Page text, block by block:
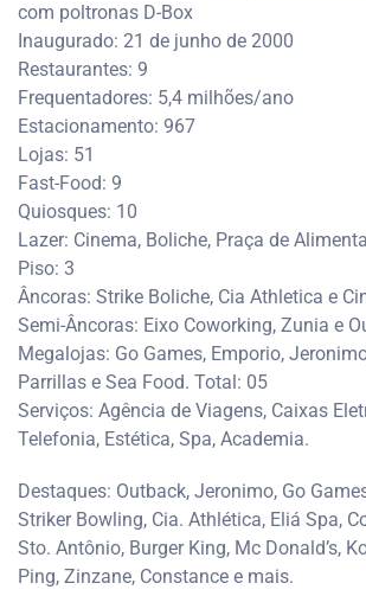
com poltronas D-Box
Inaugurado: 21 de junho de 2000
Restaurantes: 9
Frequentadores: 5,4 milhões/ano
Estacionamento: 967
Lojas: 51
Fast-Food: 9
Quiosques: 10
Lazer: Cinema, Boliche, Praça de
Piso: 3
Âncoras: Strike Boliche, Cia Athletica e
Semi-Âncoras: Eixo Coworking, Zunia e
Megalojas: Go Games, Emporio,
Parrillas e Sea Food. Total: 05
Serviços: Agência de Viagens, Caixas
Telefonia, Estética, Spa, Academia.
Destaques: Outback, Jeronimo, Go
Striker Bowling, Cia. Athlética, Eliá Spa,
Sto. Antônio, Burger King, Mc Donald’s,
Ping, Zinzane, Constance e mais.